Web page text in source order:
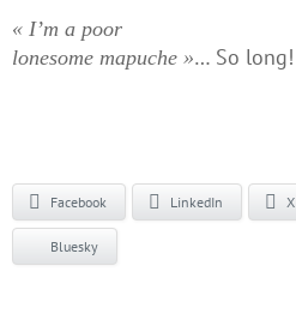
« I’m a poor
lonesome mapuche »… So long!
Facebook LinkedIn X
Bluesky